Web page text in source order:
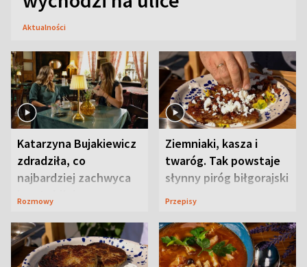
Aktualności
Katarzyna Bujakiewicz
zdradziła, co
najbardziej zachwyca
ją w Lublinie
Rozmowy
Ziemniaki, kasza i
twaróg. Tak powstaje
słynny piróg biłgorajski
Przepisy